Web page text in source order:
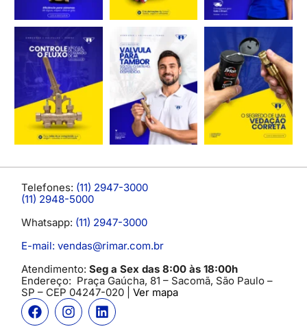
Telefones: (11) 2947-3000
(11) 2948-5000
Whatsapp: (11) 2947-3000
E-mail: vendas@rimar.com.br
Atendimento: Seg a Sex das 8:00 às 18:00h
Endereço: Praça Gaúcha, 81 – Sacomã, São Paulo –
SP – CEP 04247-020 | Ver mapa